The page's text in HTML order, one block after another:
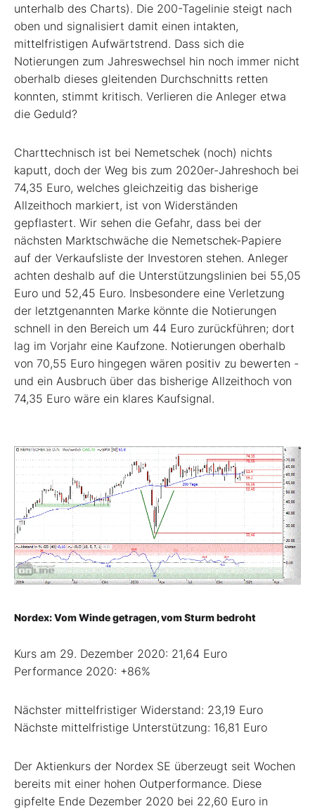
unterhalb des Charts). Die 200-Tagelinie steigt nach
oben und signalisiert damit einen intakten,
mittelfristigen Aufwärtstrend. Dass sich die
Notierungen zum Jahreswechsel hin noch immer nicht
oberhalb dieses gleitenden Durchschnitts retten
konnten, stimmt kritisch. Verlieren die Anleger etwa
die Geduld?
Charttechnisch ist bei Nemetschek (noch) nichts
kaputt, doch der Weg bis zum 2020er-Jahreshoch bei
74,35 Euro, welches gleichzeitig das bisherige
Allzeithoch markiert, ist von Widerständen
gepflastert. Wir sehen die Gefahr, dass bei der
nächsten Marktschwäche die Nemetschek-Papiere
auf der Verkaufsliste der Investoren stehen. Anleger
achten deshalb auf die Unterstützungslinien bei 55,05
Euro und 52,45 Euro. Insbesondere eine Verletzung
der letztgenannten Marke könnte die Notierungen
schnell in den Bereich um 44 Euro zurückführen; dort
lag im Vorjahr eine Kaufzone. Notierungen oberhalb
von 70,55 Euro hingegen wären positiv zu bewerten -
und ein Ausbruch über das bisherige Allzeithoch von
74,35 Euro wäre ein klares Kaufsignal.
Nordex: Vom Winde getragen, vom Sturm bedroht
Kurs am 29. Dezember 2020: 21,64 Euro
Performance 2020: +86%
Nächster mittelfristiger Widerstand: 23,19 Euro
Nächste mittelfristige Unterstützung: 16,81 Euro
Der Aktienkurs der Nordex SE überzeugt seit Wochen
bereits mit einer hohen Outperformance. Diese
gipfelte Ende Dezember 2020 bei 22,60 Euro in